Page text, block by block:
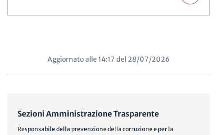
Aggiornato alle 14:17 del 28/07/2026
Sezioni Amministrazione Trasparente
Responsabile della prevenzione della corruzione e per la